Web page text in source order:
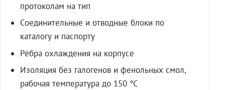
протоколам на тип
Соединительные и отводные блоки по
каталогу и паспорту
Рёбра охлаждения на корпусе
Изоляция без галогенов и фенольных смол,
рабочая температура до 150 °C